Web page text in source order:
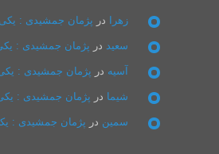
زهرا در پژمان جمشیدی :
سعيد در پژمان جمشیدی :
آسيه در پژمان جمشیدی :
شيما در پژمان جمشیدی :
سمين در پژمان جمشیدی :